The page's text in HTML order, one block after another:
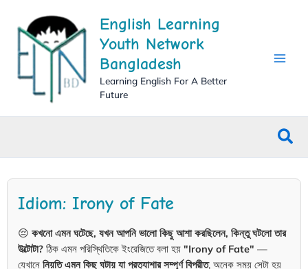
content
English Learning
Youth Network
Bangladesh
Learning English For A Better
Future
Idiom: Irony of Fate
😔 কখনো এমন ঘটেছে, যখন আপনি ভালো কিছু আশা করছিলেন, কিন্তু ঘটলো তার
উল্টোটা? ঠিক এমন পরিস্থিতিকে ইংরেজিতে বলা হয় "Irony of Fate" —
যেখানে নিয়তি এমন কিছু ঘটায় যা প্রত্যাশার সম্পূর্ণ বিপরীত, অনেক সময় সেটা হয়